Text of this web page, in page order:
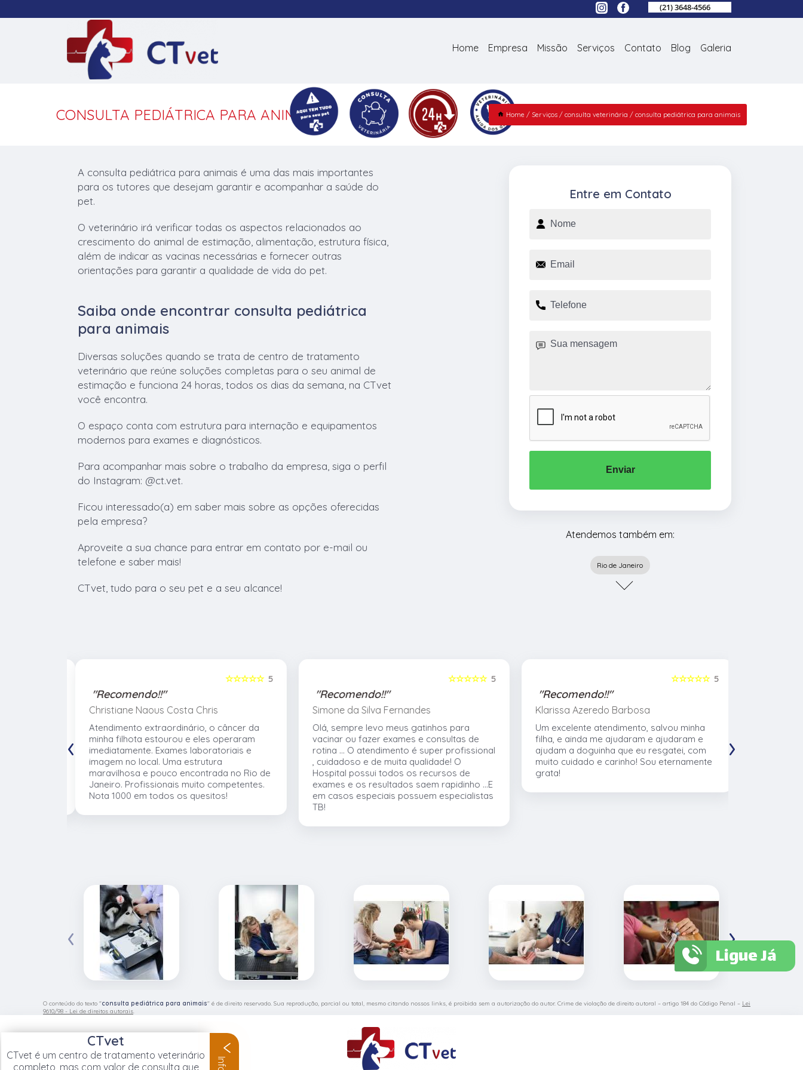
(21) 3648-4566
Home Empresa Missão Serviços Contato Blog Galeria
CONSULTA PEDIÁTRICA PARA ANIMAIS Home Serviços consulta veterinária consulta pediátrica para animais
A consulta pediátrica para animais é uma das mais importantes
para os tutores que desejam garantir e acompanhar a saúde do
pet.
O veterinário irá verificar todas os aspectos relacionados ao
crescimento do animal de estimação, alimentação, estrutura física,
além de indicar as vacinas necessárias e fornecer outras
orientações para garantir a qualidade de vida do pet.
Saiba onde encontrar consulta pediátrica
para animais
Diversas soluções quando se trata de centro de tratamento
veterinário que reúne soluções completas para o seu animal de
estimação e funciona 24 horas, todos os dias da semana, na CTvet
você encontra.
O espaço conta com estrutura para internação e equipamentos
modernos para exames e diagnósticos.
Para acompanhar mais sobre o trabalho da empresa, siga o perfil
do Instagram: @ct.vet.
Ficou interessado(a) em saber mais sobre as opções oferecidas
pela empresa?
Aproveite a sua chance para entrar em contato por e-mail ou
telefone e saber mais!
CTvet, tudo para o seu pet e a seu alcance!
Entre em Contato
Enviar
Atendemos também em:
Rio de Janeiro
5
☆☆☆☆☆
"Recomendo!!"
Christiane Naous Costa Chris
Atendimento extraordinário, o câncer da
minha filhota estourou e eles operaram
imediatamente. Exames laboratoriais e
imagem no local. Uma estrutura
maravilhosa e pouco encontrada no Rio de
Janeiro. Profissionais muito competentes.
Nota 1000 em todos os quesitos!
5
☆☆☆☆☆
"Recomendo!!"
Simone da Silva Fernandes
Olá, sempre levo meus gatinhos para
vacinar ou fazer exames e consultas de
rotina ... O atendimento é super profissional
, cuidadoso e de muita qualidade! O
Hospital possui todos os recursos de
exames e os resultados saem rapidinho ...E
em casos especiais possuem especialistas
TB!
5
☆☆☆☆☆
"Recomendo!!"
Klarissa Azeredo Barbosa
Um excelente atendimento, salvou minha
filha, e ainda me ajudaram e ajudaram e
ajudam a doguinha que eu resgatei, com
muito cuidado e carinho! Sou eternamente
grata!
‹ ›
‹ ›
O conteúdo do texto "consulta pediátrica para animais" é de direito reservado. Sua reprodução, parcial ou total, mesmo citando nossos links, é proibida sem a autorização do autor. Crime de violação de direito autoral – artigo 184 do Código Penal – Lei
9610/98 - Lei de direitos autorais.
CTvet
CTvet é um centro de tratamento veterinário
completo, mas com valor de consulta que
Ligue Já